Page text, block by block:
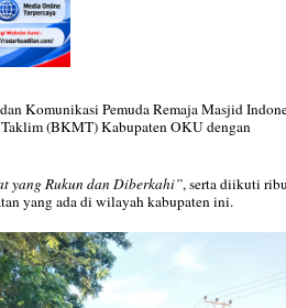
Komunikasi Pemuda Remaja Masjid
(BKMT) Kabupaten OKU dengan
yang Rukun dan Diberkahi”, serta diikuti
yang ada di wilayah kabupaten ini.
Muba
Daerah
| 04/08/2026
Siapkan
PERS, PWI,